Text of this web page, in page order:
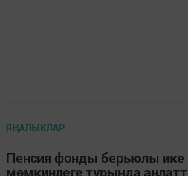
ЯҢАЛЫКЛАР
Пенсия фонды берьюлы ике
мөмкинлеге турында